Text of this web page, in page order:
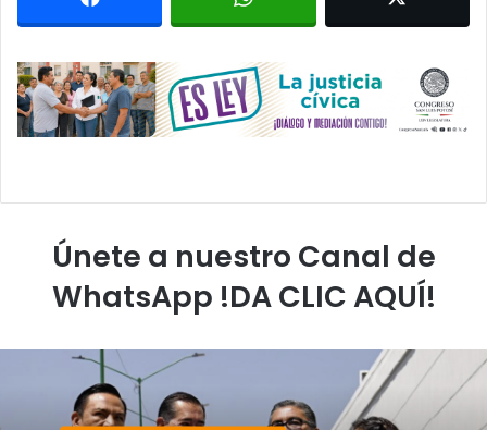
Únete a nuestro Canal de
WhatsApp !DA CLIC AQUÍ!